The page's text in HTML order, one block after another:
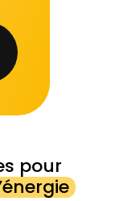
pour